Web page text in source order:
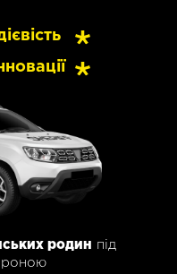
родин під